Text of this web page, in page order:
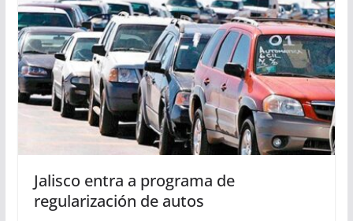
Jalisco entra a programa de
regularización de autos